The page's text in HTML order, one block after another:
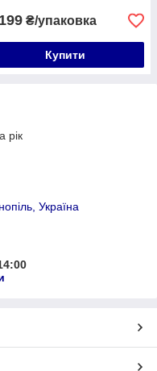
₴/упаковка
Купити
рік
Україна